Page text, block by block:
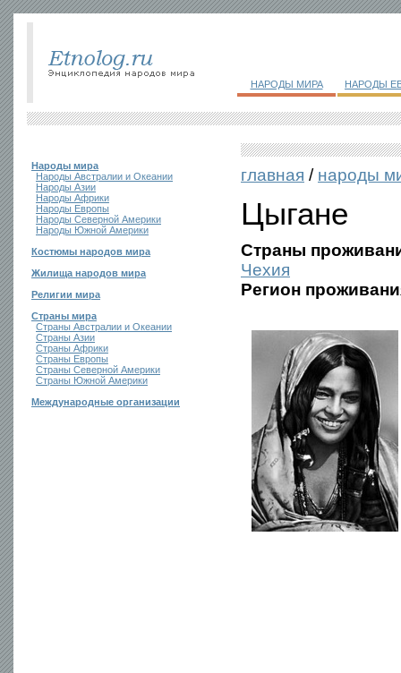
НАРОДЫ МИРА НАРОДЫ
Народы мира
Народы Австралии и Океании
Народы Азии
Народы Африки
Народы Европы
Народы Северной Америки
Народы Южной Америки
Костюмы народов мира
Жилища народов мира
Религии мира
Страны мира
Страны Австралии и Океании
Страны Азии
Страны Африки
Страны Европы
Страны Северной Америки
Страны Южной Америки
Международные организации
главная / народы
Цыгане
Страны
Чехия
Регион